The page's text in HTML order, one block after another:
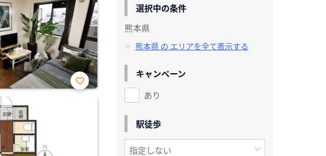
お気
選択中の条件
熊本県
熊本県 の エリアを全て表示する
キャンペーン
あり
駅徒歩